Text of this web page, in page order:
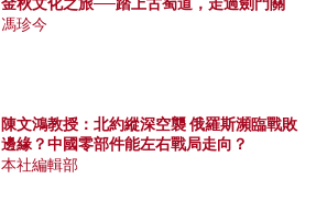
馮珍今
陳文鴻教授：北約縱深空襲 俄羅斯瀕臨戰敗
邊緣？中國零部件能左右戰局走向？
本社編輯部